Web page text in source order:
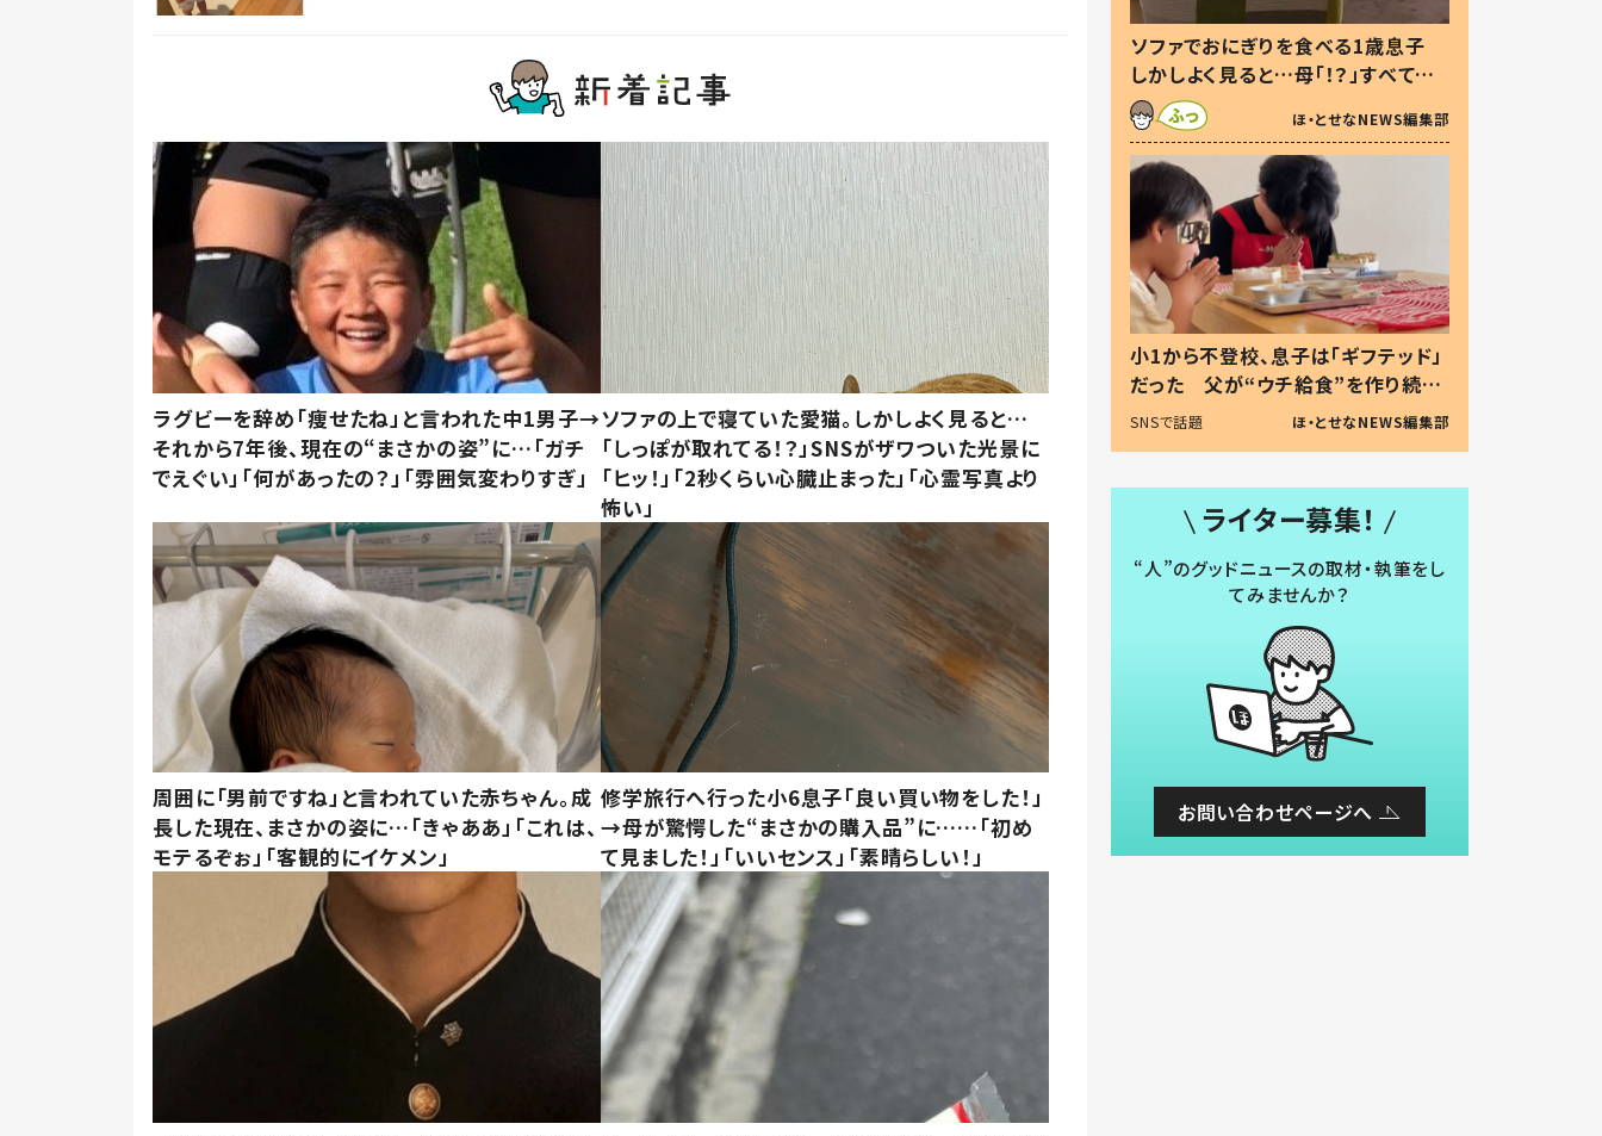
ラグビーを辞め「痩せたね」と言われた中1男子→
それから7年後、現在の“まさかの姿”に…「ガチ
でえぐい」「何があったの？」「雰囲気変わりすぎ」
ソファの上で寝ていた愛猫。しかしよく見ると…
「しっぽが取れてる！？」SNSがザワついた光景に
「ヒッ！」「2秒くらい心臓止まった」「心霊写真より
怖い」
周囲に「男前ですね」と言われていた赤ちゃん。成
長した現在、まさかの姿に…「きゃああ」「これは、
モテるぞぉ」「客観的にイケメン」
修学旅行へ行った小6息子「良い買い物をした！」
→母が驚愕した“まさかの購入品”に……「初め
て見ました！」「いいセンス」「素晴らしい！」
ソファでおにぎりを食べる1歳息子
しかしよく見ると…母「！？」すべてを
察した母の投稿に「可愛いから許
す！」「現行犯〜」
ほ・とせなNEWS編集部
小1から不登校、息子は「ギフテッド」
だった 父が“ウチ給食”を作り続け
る理由とは #令和の親 #令和の子
SNSで話題 ほ・とせなNEWS編集部
ライター募集！
“人”のグッドニュースの取材・執筆をし
てみませんか？
お問い合わせページへ